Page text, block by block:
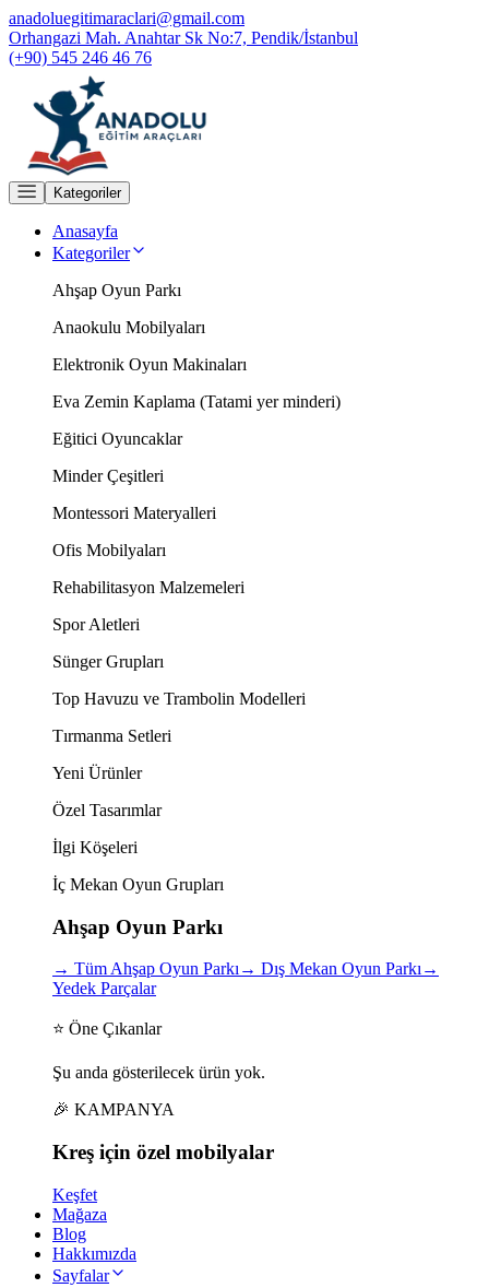
anadoluegitimaraclari@gmail.com
Orhangazi Mah. Anahtar Sk No:7, Pendik/İstanbul
(+90) 545 246 46 76
Kategoriler
Anasayfa
Kategoriler
Ahşap Oyun Parkı
Anaokulu Mobilyaları
Elektronik Oyun Makinaları
Eva Zemin Kaplama (Tatami yer minderi)
Eğitici Oyuncaklar
Minder Çeşitleri
Montessori Materyalleri
Ofis Mobilyaları
Rehabilitasyon Malzemeleri
Spor Aletleri
Sünger Grupları
Top Havuzu ve Trambolin Modelleri
Tırmanma Setleri
Yeni Ürünler
Özel Tasarımlar
İlgi Köşeleri
İç Mekan Oyun Grupları
Ahşap Oyun Parkı
→ Tüm Ahşap Oyun Parkı→ Dış Mekan Oyun Parkı→
Yedek Parçalar
⭐ Öne Çıkanlar
Şu anda gösterilecek ürün yok.
🎉 KAMPANYA
Kreş için özel mobilyalar
Keşfet
Mağaza
Blog
Hakkımızda
Sayfalar